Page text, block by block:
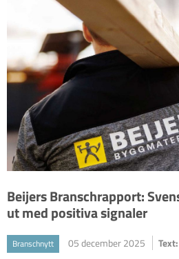
Beijers Branschrapport:
ut med positiva signaler
Branschnytt 05 december 2025 Text: